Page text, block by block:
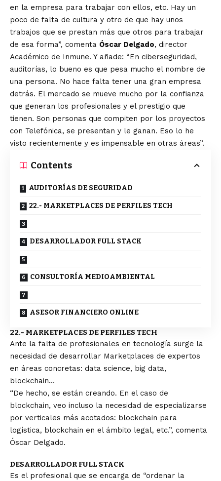
en la empresa para trabajar con ellos, etc. Hay un
poco de falta de cultura y otro de que hay unos
trabajos que se prestan más que otros para trabajar
de esa forma”, comenta Óscar Delgado, director
Académico de Inmune. Y añade: “En ciberseguridad,
auditorías, lo bueno es que pesa mucho el nombre de
una persona. No hace falta tener una gran empresa
detrás. El mercado se mueve mucho por la confianza
que generan los profesionales y el prestigio que
tienen. Son personas que compiten por los proyectos
con Telefónica, se presentan y le ganan. Eso lo he
visto recientemente y es impensable en otras áreas”.
Contents
AUDITORÍAS DE SEGURIDAD
22.- MARKETPLACES DE PERFILES TECH
DESARROLLADOR FULL STACK
CONSULTORÍA MEDIOAMBIENTAL
ASESOR FINANCIERO ONLINE
22.- MARKETPLACES DE PERFILES TECH
Ante la falta de profesionales en tecnología surge la
necesidad de desarrollar Marketplaces de expertos
en áreas concretas: data science, big data,
blockchain…
“De hecho, se están creando. En el caso de
blockchain, veo incluso la necesidad de especializarse
por verticales más acotados: blockchain para
logística, blockchain en el ámbito legal, etc.”, comenta
Óscar Delgado.
DESARROLLADOR FULL STACK
Es el profesional que se encarga de “ordenar la